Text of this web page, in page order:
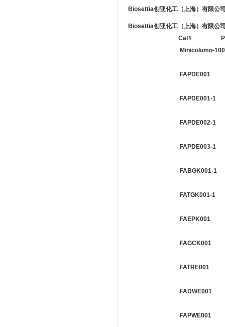
Biosettia创亚化工（上海）有限公
Biosettia创亚化工（上海）有限公
Cat#
Minicolumn-100
FAPDE001
FAPDE001-1
FAPDE002-1
FAPDE003-1
FABGK001-1
FATGK001-1
FAEPK001
FAGCK001
FATRE001
FADWE001
FAPWE001